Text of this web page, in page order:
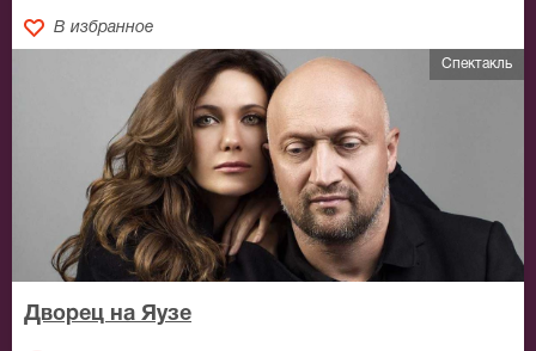
В избранное
Спектакль
Дворец на Яузе